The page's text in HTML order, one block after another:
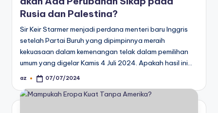
Rusia dan Palestina?
Sir Keir Starmer menjadi perdana menteri baru Inggris
setelah Partai Buruh yang dipimpinnya meraih
kekuasaan dalam kemenangan telak dalam pemilihan
umum yang digelar Kamis 4 Juli 2024. Apakah hasil ini…
Posted
az 07/07/2024